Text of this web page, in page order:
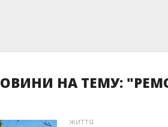
НА ТЕМУ:
ЖИТТЯ